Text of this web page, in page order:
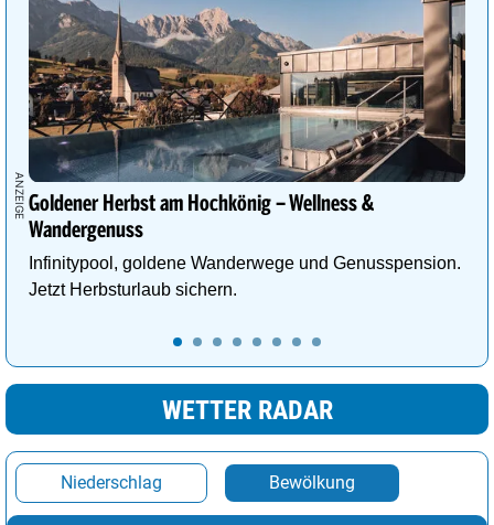
Goldener Herbst am Hochkönig – Wellness &
Wandergenuss
Infinitypool, goldene Wanderwege und Genusspension.
Jetzt Herbsturlaub sichern.
WETTER RADAR
Niederschlag Bewölkung